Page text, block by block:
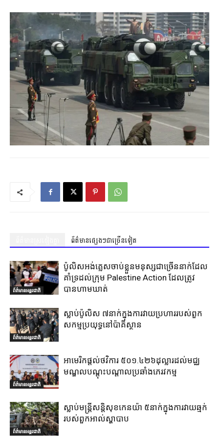
ព័ត៌មានផ្សេងៗជាច្រើនទៀត
ព័ត៌មានអន្តរជាតិ
ប៉ូលិសអង់គ្លេសចាប់ខ្លួនមនុស្សជាច្រើននាក់ដែល
គាំទ្រដល់ក្រុម Palestine Action ដែលត្រូវ
បានហាមឃាត់
ព័ត៌មានអន្តរជាតិ
ស្លាប់ប៉ូលិស ៧នាក់ក្នុងការវាយប្រហាររបស់ពួក
សកម្មប្រយុទ្ធនៅប៉ាគីស្ថាន
ព័ត៌មានអន្តរជាតិ
អាមេរិកផ្តល់ថវិការ ៥០១.៤២៦ដុល្លារដល់មជ្ឈ
មណ្ឌលបណ្តុះបណ្តាលប្រឆាំងភេរវកម្ម
ព័ត៌មានអន្តរជាតិ
ស្លាប់មន្ត្រីសន្តិសុខកេនយ៉ា ៥នាក់ក្នុងការវាយឆ្មក់
របស់ពួកអាល់ស្ហាបាប